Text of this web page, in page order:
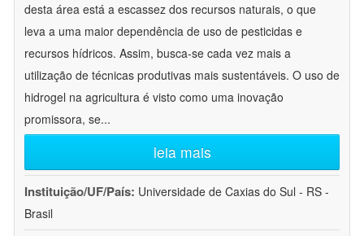
desta área está a escassez dos recursos naturais, o que
leva a uma maior dependência de uso de pesticidas e
recursos hídricos. Assim, busca-se cada vez mais a
utilização de técnicas produtivas mais sustentáveis. O uso de
hidrogel na agricultura é visto como uma inovação
promissora, se...
leia mais
Instituição/UF/País: Universidade de Caxias do Sul - RS -
Brasil